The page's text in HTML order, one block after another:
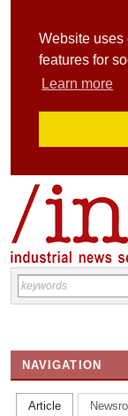
Website uses
features for
Learn more
NAVIGATION
HOME
Article